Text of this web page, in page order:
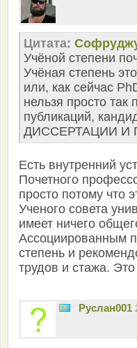
Цитата:
Учёной степени
Учёная степень
или, как сейчас
нельзя просто так
публикаций,
ДИССЕРТАЦИИ И
Есть внутренний
Почетного
просто потому что
Ученого совета
имеет ничего
Ассоциированным
степень и
трудов и стажа.
Руслан001